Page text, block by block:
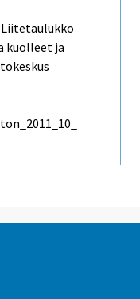
Liitetaulukko
kuolleet ja